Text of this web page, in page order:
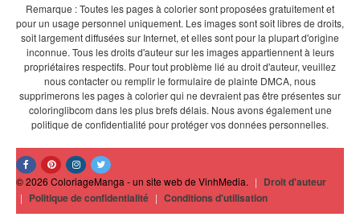
Remarque : Toutes les pages à colorier sont proposées gratuitement et
pour un usage personnel uniquement. Les images sont soit libres de droits,
soit largement diffusées sur Internet, et elles sont pour la plupart d'origine
inconnue. Tous les droits d'auteur sur les images appartiennent à leurs
propriétaires respectifs. Pour tout problème lié au droit d'auteur, veuillez
nous contacter ou remplir le formulaire de plainte DMCA, nous
supprimerons les pages à colorier qui ne devraient pas être présentes sur
coloringlibcom dans les plus brefs délais. Nous avons également une
politique de confidentialité pour protéger vos données personnelles.
© 2026 ColoriageManga - un site web de VinhMedia. | Droit d'auteur
| Politique de confidentialité | Conditions d'utilisation